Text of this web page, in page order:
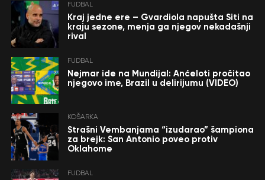
FUDBAL
Kraj jedne ere – Gvardiola napušta Siti na
kraju sezone, menja ga njegov nekadašnji
rival
FUDBAL
Nejmar ide na Mundijal: Anćeloti pročitao
njegovo ime, Brazil u delirijumu (VIDEO)
KOŠARKA
Strašni Vembanjama “izudarao” šampiona
za brejk: San Antonio poveo protiv
Oklahome
FUDBAL